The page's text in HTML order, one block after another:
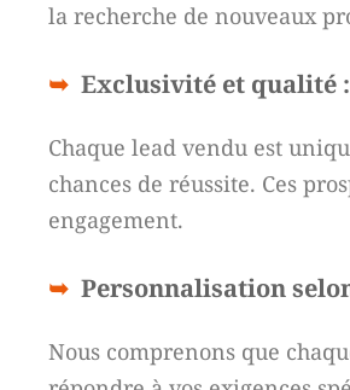
la recherche de nouveaux
Exclusivité et qualité
Chaque lead vendu est
chances de réussite. Ces
engagement.
Personnalisation
Nous comprenons que